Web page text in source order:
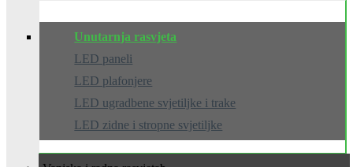
Unutarnja rasvjeta
LED paneli
LED plafonjere
LED ugradbene svjetiljke i trake
LED zidne i stropne svjetiljke